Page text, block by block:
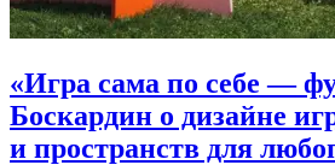
«Игра сама по себе —
Боскардин о дизайне
и пространств для